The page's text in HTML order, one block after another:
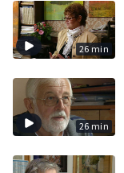
26 min
26 min